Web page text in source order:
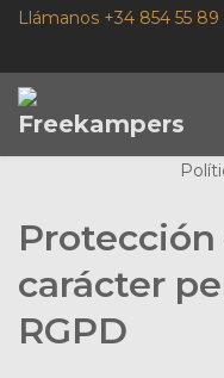
Llámanos +34 854 55 89
carácter
RGPD